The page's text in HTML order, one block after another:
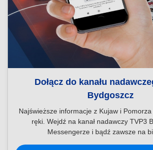
Dołącz do kanału
Bydgoszcz
Najświeższe informacje z Kujaw i
ręki. Wejdź na kanał nadawczy TVP3
Messengerze i bądź zawsze na